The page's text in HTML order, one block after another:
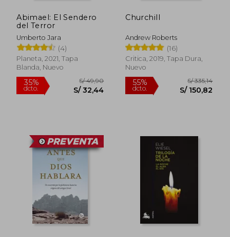
Abimael: El Sendero
del Terror
Umberto Jara
(4)
Planeta, 2021, Tapa
Blanda, Nuevo
Churchill
Andrew Roberts
(16)
Critica, 2019, Tapa Dura,
Nuevo